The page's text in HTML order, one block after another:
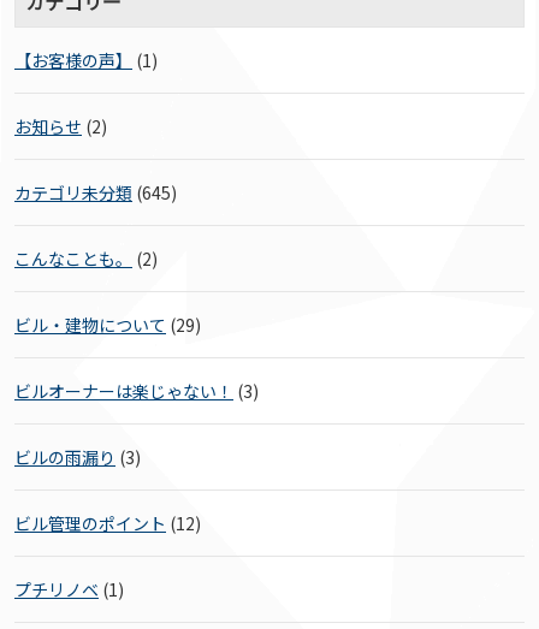
【お客様の声】 (1)
お知らせ (2)
カテゴリ未分類 (645)
こんなことも。 (2)
ビル・建物について (29)
ビルオーナーは楽じゃない！ (3)
ビルの雨漏り (3)
ビル管理のポイント (12)
プチリノベ (1)